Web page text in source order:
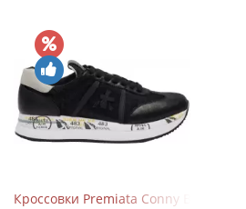
Кроссовки Premiata Conny Black